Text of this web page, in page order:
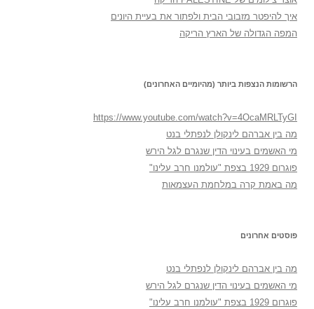
איך להיפטר מזבובי הבית ולפתור את בעיית היונים
המפה הגדולה של הארץ הריקה
הרשומות הנצפות ביותר (מהיומיים האחרונים)
https://www.youtube.com/watch?v=4OcaMRLTyGI
מה בין אברהם לינקולן לנפתלי בנט
מי האשמים בעינוי הדין שנגרם לגל הירש
פוגרום 1929 בצפת "עולמנו חרב עלינו"
מה באמת קרה במלחמת העצמאות
פוסטים אחרונים
מה בין אברהם לינקולן לנפתלי בנט
מי האשמים בעינוי הדין שנגרם לגל הירש
פוגרום 1929 בצפת "עולמנו חרב עלינו"